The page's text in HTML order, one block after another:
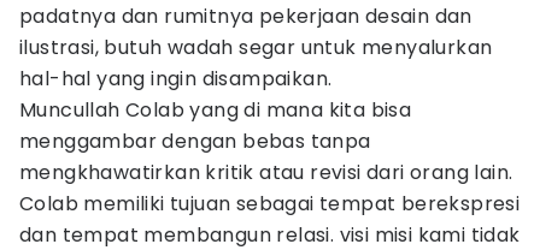
padatnya dan rumitnya pekerjaan desain dan
ilustrasi, butuh wadah segar untuk menyalurkan
hal-hal yang ingin disampaikan.
Muncullah Colab yang di mana kita bisa
menggambar dengan bebas tanpa
mengkhawatirkan kritik atau revisi dari orang lain.
Colab memiliki tujuan sebagai tempat berekspresi
dan tempat membangun relasi. visi misi kami tidak